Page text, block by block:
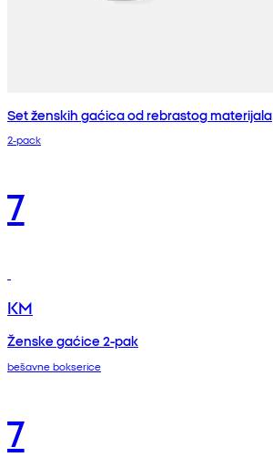
Set ženskih gaćica od rebrastog materijala
2-pack
7
KM
Ženske gaćice 2-pak
bešavne bokserice
7